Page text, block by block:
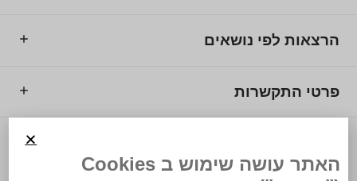
הרצאות לפי נושאים
פרטי התקשרות
האתר עושה שימוש ב Cookies